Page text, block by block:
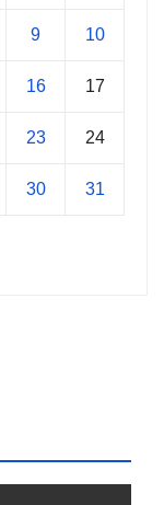
9 10
16 17
23 24
30 31